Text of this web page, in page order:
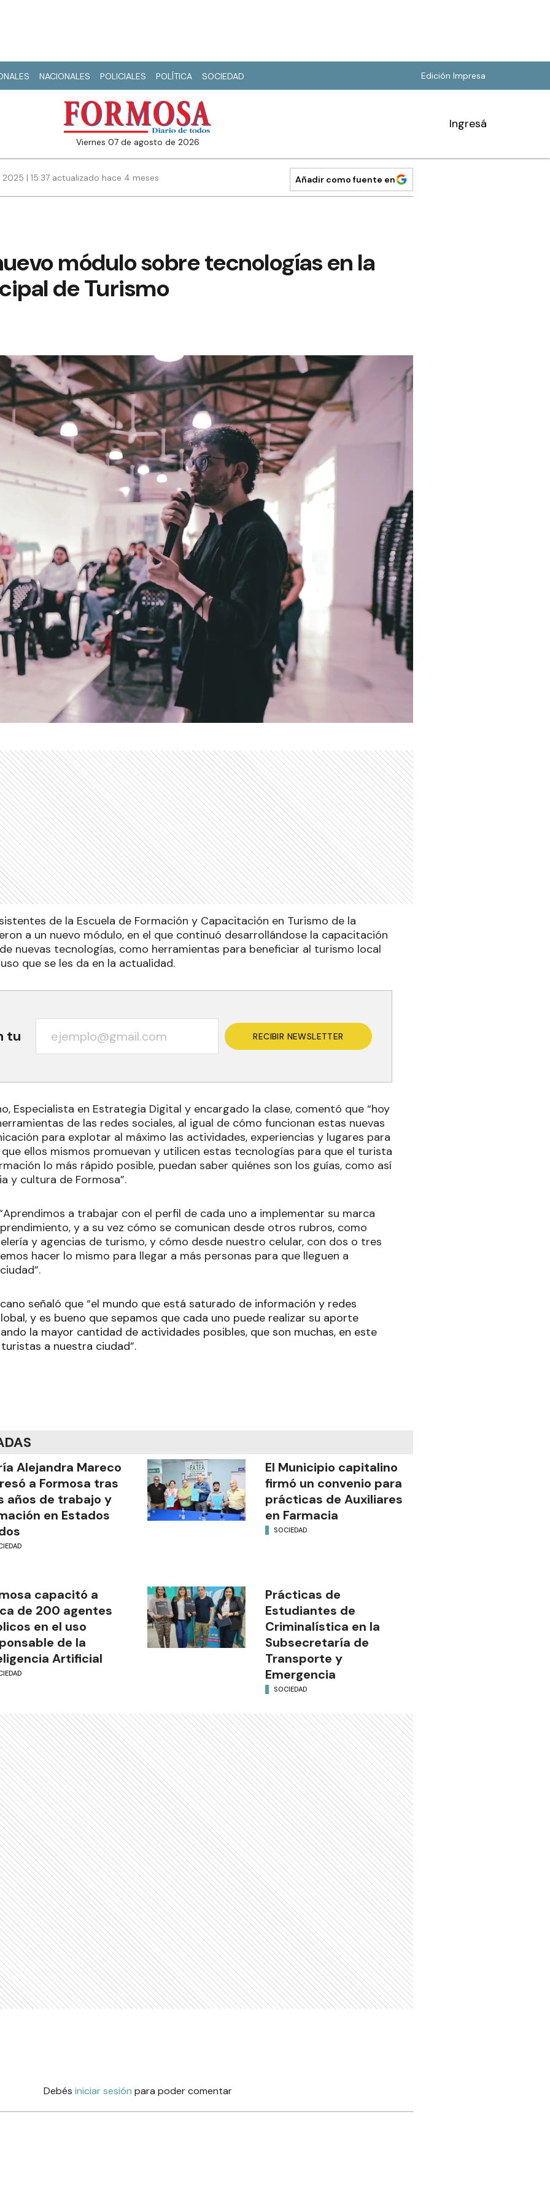
NACIONALES POLICIALES POLÍTICA SOCIEDAD Edición Impresa
viernes 07 de agosto de 2026
Ingresá
| 15:37 actualizado hace 4 meses Añadir como fuente en
módulo sobre tecnologías en la
de Turismo
de la Escuela de Formación y Capacitación en Turismo de la
a un nuevo módulo, en el que continuó desarrollándose la capacitación
nuevas tecnologías, como herramientas para beneficiar al turismo local
que se les da en la actualidad.
tu RECIBIR NEWSLETTER
Especialista en Estrategia Digital y encargado la clase, comentó que “hoy
de las redes sociales, al igual de cómo funcionan estas nuevas
para explotar al máximo las actividades, experiencias y lugares para
que ellos mismos promuevan y utilicen estas tecnologías para que el turista
lo más rápido posible, puedan saber quiénes son los guías, como así
y cultura de Formosa”.
a trabajar con el perfil de cada uno a implementar su marca
y a su vez cómo se comunican desde otros rubros, como
y agencias de turismo, y cómo desde nuestro celular, con dos o tres
hacer lo mismo para llegar a más personas para que lleguen a
señaló que “el mundo que está saturado de información y redes
y es bueno que sepamos que cada uno puede realizar su aporte
la mayor cantidad de actividades posibles, que son muchas, en este
a nuestra ciudad”.
Alejandra Mareco
a Formosa tras
años de trabajo y
en Estados
El Municipio capitalino
firmó un convenio para
prácticas de Auxiliares
en Farmacia
SOCIEDAD
capacitó a
de 200 agentes
en el uso
de la
Artificial
Prácticas de
Estudiantes de
Criminalística en la
Subsecretaría de
Transporte y
Emergencia
SOCIEDAD
Debés iniciar sesión para poder comentar